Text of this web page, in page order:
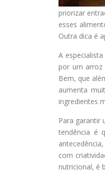
priorizar
esses
Outra dica é
A
por um arroz
Bem, que
aumenta
ingredientes
Para garantir
tendência é
com
nutricional, é